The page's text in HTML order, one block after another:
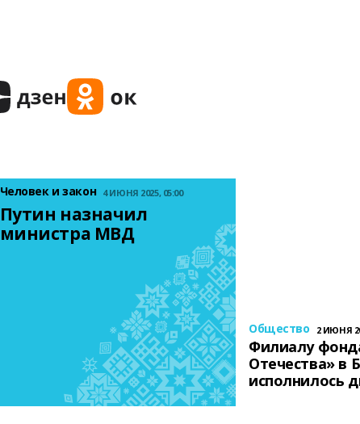
Человек и закон 4 ИЮНЯ 2025, 05:00
Путин назначил
министра МВД
Общество 2 ИЮНЯ
Филиалу
Отечества» в
исполнилось